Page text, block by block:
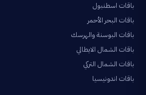
باقات اسطنبول
باقات البحر الأحمر
باقات البوسنة والهرسك
باقات الشمال الايطالي
باقات الشمال التركي
باقات اندونيسيا